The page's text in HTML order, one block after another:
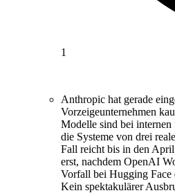
1
Anthropic hat gerade
Vorzeigeunternehmen
Modelle sind bei internen
die Systeme von drei
Fall reicht bis in den
erst, nachdem OpenAI
Vorfall bei Hugging Face
Kein spektakulärer